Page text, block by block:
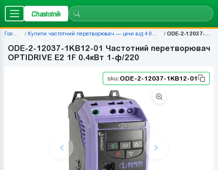
Chastotnik
Купити частотний перетворювач — ціни від 4 920 грн | Chastotnik.ua ODE-2-12037-1KB12-01
ODE-2-12037-1KB12-01 Частотний перетворювач
OPTIDRIVE E2 1F 0.4кВт 1-ф/220
sku:ODE-2-12037-1KB12-01